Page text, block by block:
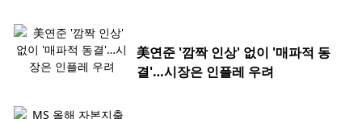
美연준 '깜짝 인상' 없이 '매파적 동
결'…시장은 인플레 우려